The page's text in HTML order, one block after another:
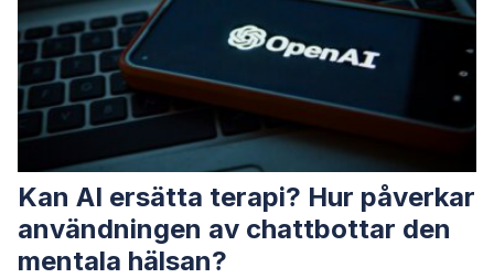
Kan AI ersätta terapi? Hur påverkar
användningen av chattbottar den
mentala hälsan?